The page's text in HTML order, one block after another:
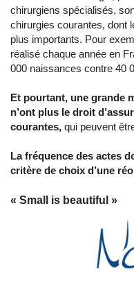
chirurgiens spécialisés,
chirurgies courantes, dont
plus importants. Pour
réalisé chaque année en
000 naissances contre 40
Et pourtant, une grande
n’ont plus le droit
courantes, qui peuvent
La fréquence des actes
critère de choix d’une
« Small is beautiful »